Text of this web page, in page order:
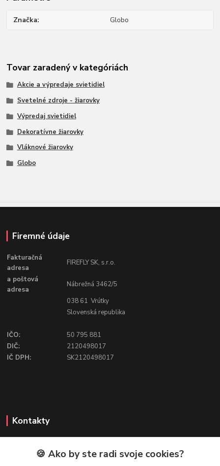
Značka Globo
Tovar zaradený v kategóriách
Akcie a výpredaje svietidiel
Svetelné zdroje - žiarovky
Výpredaj svietidiel
Dekoratívne žiarovky
Vláknové žiarovky
Globo
Firemné údaje
Fakturačná
adresa
FIREFLY SK, s.r.o.
a poštová
adresa
Nábrežná 3462/5
038 61 Vrútky
Slovenská republika
IČO:
50 795 881
DIČ:
2120498017
IČ DPH:
SK2120498017
Kontakty
FIREFLY SHOP🍪 Ako by ste radi svoje cookies?